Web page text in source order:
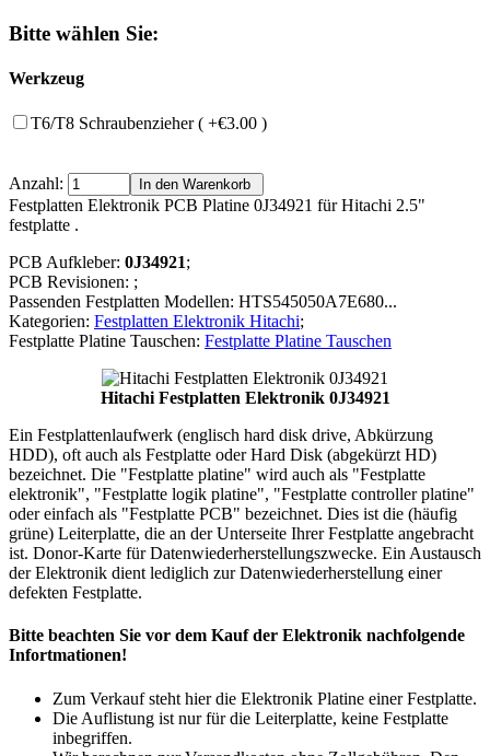
Bitte wählen Sie:
Werkzeug
T6/T8 Schraubenzieher ( +€3.00 )
Anzahl:
Festplatten Elektronik PCB Platine 0J34921 für Hitachi 2.5"
festplatte .
PCB Aufkleber: 0J34921;
PCB Revisionen: ;
Passenden Festplatten Modellen: HTS545050A7E680...
Kategorien: Festplatten Elektronik Hitachi;
Festplatte Platine Tauschen: Festplatte Platine Tauschen
Hitachi Festplatten Elektronik 0J34921
Ein Festplattenlaufwerk (englisch hard disk drive, Abkürzung
HDD), oft auch als Festplatte oder Hard Disk (abgekürzt HD)
bezeichnet. Die "Festplatte platine" wird auch als "Festplatte
elektronik", "Festplatte logik platine", "Festplatte controller platine"
oder einfach als "Festplatte PCB" bezeichnet. Dies ist die (häufig
grüne) Leiterplatte, die an der Unterseite Ihrer Festplatte angebracht
ist. Donor-Karte für Datenwiederherstellungszwecke. Ein Austausch
der Elektronik dient lediglich zur Datenwiederherstellung einer
defekten Festplatte.
Bitte beachten Sie vor dem Kauf der Elektronik nachfolgende
Infortmationen!
Zum Verkauf steht hier die Elektronik Platine einer Festplatte.
Die Auflistung ist nur für die Leiterplatte, keine Festplatte
inbegriffen.